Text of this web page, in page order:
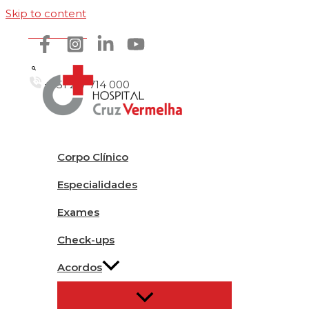
Skip to content
Como chegar
+351 217 714 000
Corpo Clínico
Especialidades
Exames
Check-ups
Acordos